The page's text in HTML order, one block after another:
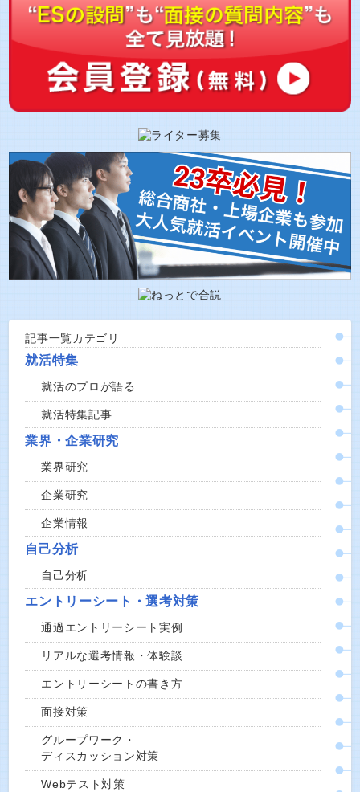
記事一覧カテゴリ
就活特集
就活のプロが語る
就活特集記事
業界・企業研究
業界研究
企業研究
企業情報
自己分析
自己分析
エントリーシート・選考対策
通過エントリーシート実例
リアルな選考情報・体験談
エントリーシートの書き方
面接対策
グループワーク・
ディスカッション対策
Webテスト対策